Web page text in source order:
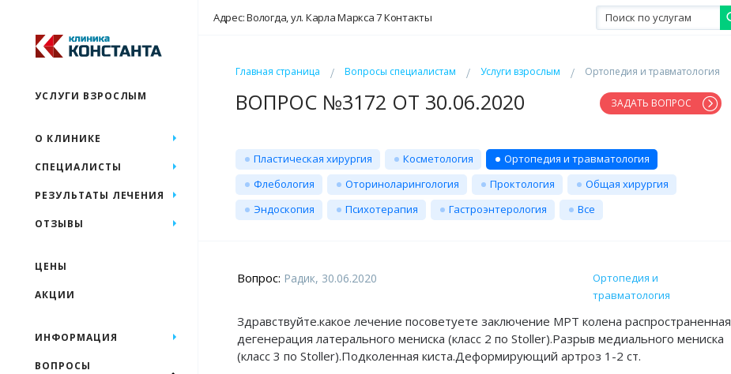
Адрес: Вологда, ул. Карла Маркса 7Контакты
Главная страница Вопросы специалистам Услуги взрослым Ортопедия и травматология
ВОПРОС №3172 ОТ 30.06.2020 ЗАДАТЬ ВОПРОС
Пластическая хирургия Косметология
Ортопедия и травматология
Флебология
Оториноларингология Проктология
Общая хирургия
Эндоскопия
Психотерапия Гастроэнтерология Все
Вопрос: Радик, 30.06.2020
Ортопедия и
травматология
Здравствуйте.какое лечение посоветуете заключение МРТ колена распространенная
дегенерация латерального мениска (класс 2 по Stoller).Разрыв медиального мениска
(класс 3 по Stoller).Подколенная киста.Деформирующий артроз 1-2 ст.
УСЛУГИ ВЗРОСЛЫМ
О КЛИНИКЕ
СПЕЦИАЛИСТЫ
РЕЗУЛЬТАТЫ ЛЕЧЕНИЯ
ОТЗЫВЫ
ЦЕНЫ
АКЦИИ
ИНФОРМАЦИЯ
ВОПРОСЫ